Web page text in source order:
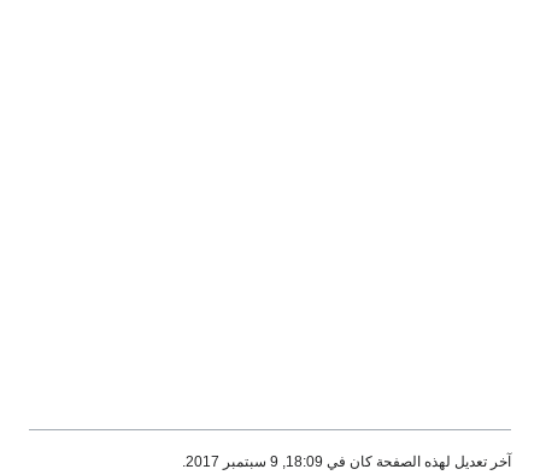
آخر تعديل لهذه الصفحة كان في 18:09, 9 سبتمبر 2017.